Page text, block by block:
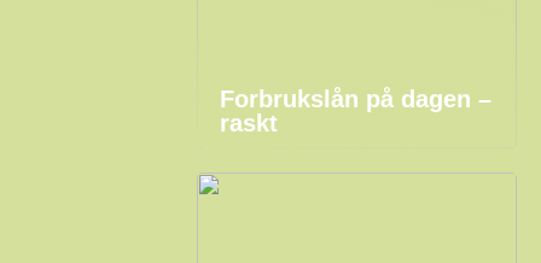
Forbrukslån på dagen –
raskt